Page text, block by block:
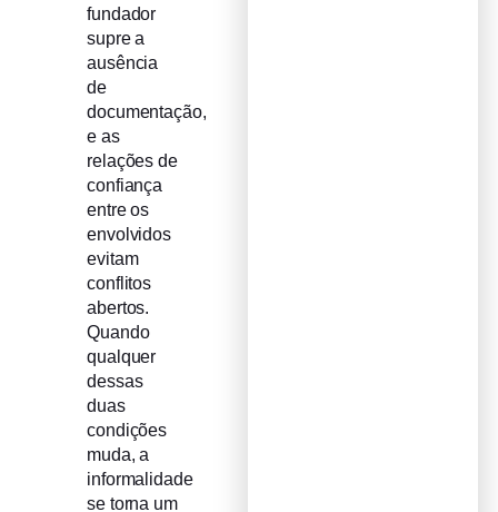
fundador
supre a
ausência
de
documentação,
e as
relações de
confiança
entre os
envolvidos
evitam
conflitos
abertos.
Quando
qualquer
dessas
duas
condições
muda, a
informalidade
se torna um